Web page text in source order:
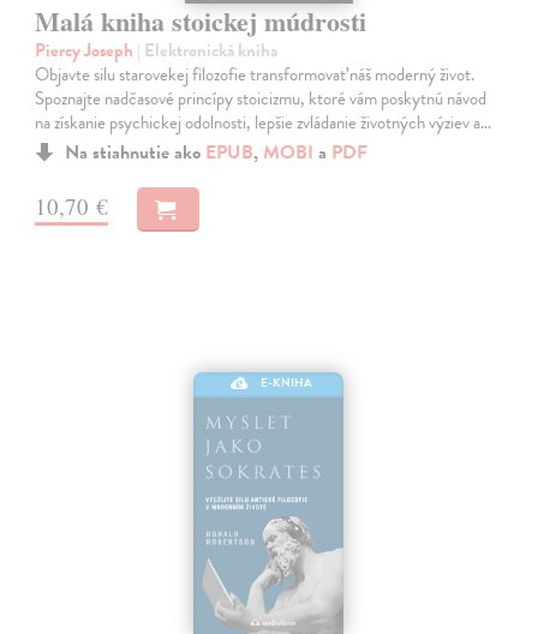
Malá kniha stoickej múdrosti
Piercy Joseph | Elektronická kniha
Objavte silu starovekej filozofie transformovať náš moderný život.
Spoznajte nadčasové princípy stoicizmu, ktoré vám poskytnú návod
na získanie psychickej odolnosti, lepšie zvládanie životných výziev a…
Na stiahnutie ako EPUB, MOBI a PDF
10,70 €
E-KNIHA